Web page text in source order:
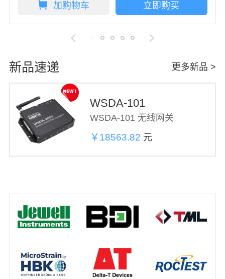
加购物车 立即购买
新品速递 更多新品 >
WSDA-101
WSDA‑101 无线网关
￥18563.82 元